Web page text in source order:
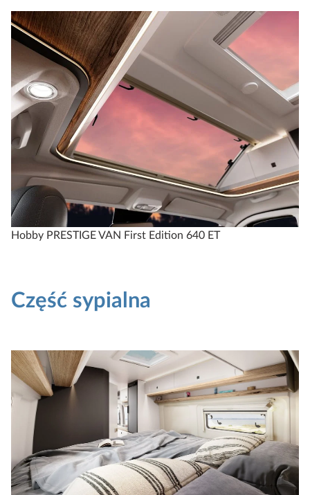
Hobby PRESTIGE VAN First Edition 640 ET
Część sypialna